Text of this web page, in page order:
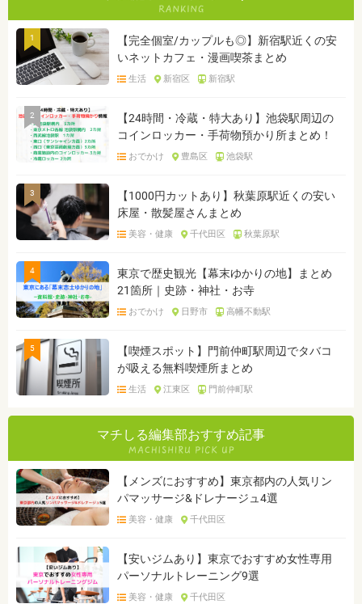
1
【完全個室/カップルも◎】新宿駅近くの安
いネットカフェ・漫画喫茶まとめ
生活 新宿区 新宿駅
2
【24時間・冷蔵・特大あり】池袋駅周辺の
コインロッカー・手荷物預かり所まとめ！
おでかけ 豊島区 池袋駅
3
【1000円カットあり】秋葉原駅近くの安い
床屋・散髪屋さんまとめ
美容・健康 千代田区 秋葉原駅
4
東京で歴史観光【幕末ゆかりの地】まとめ
21箇所｜史跡・神社・お寺
おでかけ 日野市 高幡不動駅
5
【喫煙スポット】門前仲町駅周辺でタバコ
が吸える無料喫煙所まとめ
生活 江東区 門前仲町駅
マチしる編集部おすすめ記事
【メンズにおすすめ】東京都内の人気リン
パマッサージ&ドレナージュ4選
美容・健康 千代田区
【安いジムあり】東京でおすすめ女性専用
パーソナルトレーニング9選
美容・健康 千代田区